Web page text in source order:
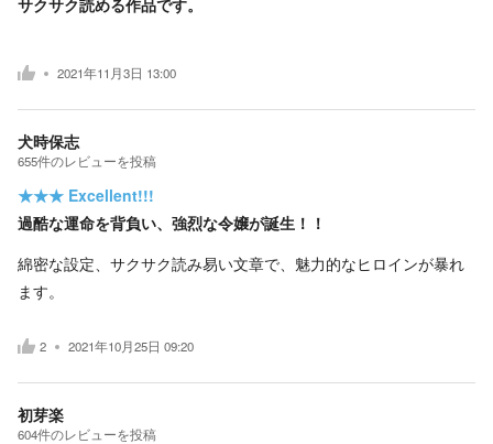
2021年11月3日 13:00
犬時保志
655件のレビューを投稿
★★★ Excellent!!!
過酷な運命を背負い、強烈な令嬢が誕生！！
綿密な設定、サクサク読み易い文章で、魅力的なヒロインが暴れ
ます。
2 2021年10月25日 09:20
初芽楽
604件のレビューを投稿